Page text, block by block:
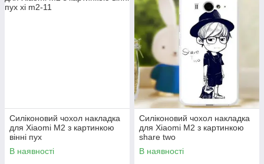
Силіконовий чохол накладка
для Xiaomi M2 з картинкою
вінні пух
В наявності
Силіконовий чохол накладка
для Xiaomi M2 з картинкою
share two
В наявності